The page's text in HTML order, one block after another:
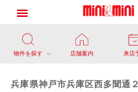
物件を探す 店舗案内 来店
兵庫県神戸市兵庫区西多聞通